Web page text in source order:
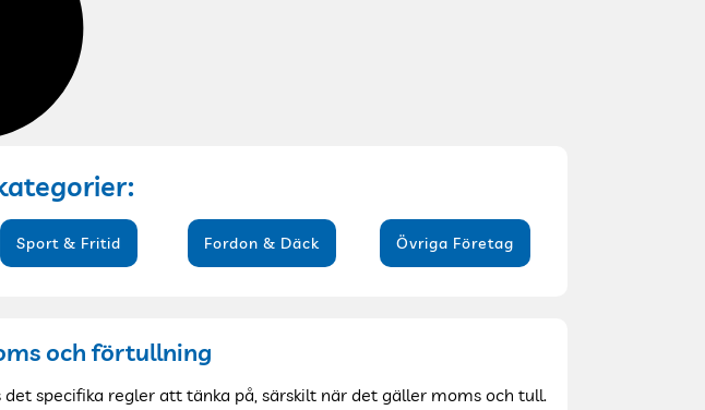
Sport & Fritid Fordon & Däck Övriga Företag
och förtullning
specifika regler att tänka på, särskilt när det gäller moms och tull.